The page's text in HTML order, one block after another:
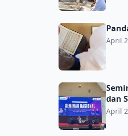
Pandangan Al-
April
Seminar Nasional
dan
April